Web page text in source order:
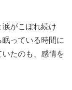
がこぼれ続け
っている時間に
たのも、感情を